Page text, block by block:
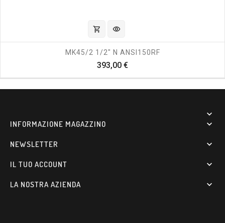
shopping_cart visibility
MK45/2 1/2" N ANSI150RF
393,00 €Prezzo

INFORMAZIONE MAGAZZINO 
NEWSLETTER 
IL TUO ACCOUNT 
LA NOSTRA AZIENDA 